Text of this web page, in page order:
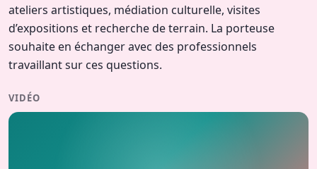
ateliers artistiques, médiation culturelle, visites
d’expositions et recherche de terrain. La porteuse
souhaite en échanger avec des professionnels
travaillant sur ces questions.
VIDÉO